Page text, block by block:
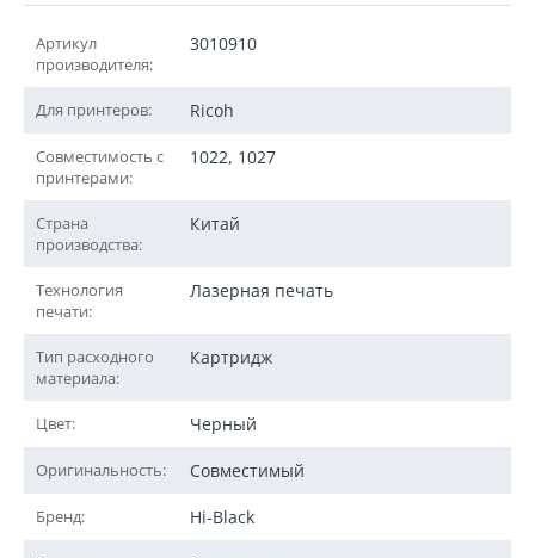
Артикул
производителя:
3010910
Для принтеров: Ricoh
Совместимость с
принтерами:
1022, 1027
Страна
производства:
Китай
Технология
печати:
Лазерная печать
Тип расходного
материала:
Картридж
Цвет: Черный
Оригинальность: Совместимый
Бренд: Hi-Black